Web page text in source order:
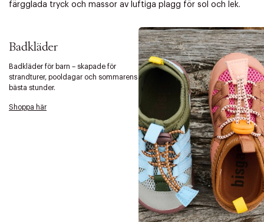
färgglada tryck och massor av luftiga plagg för sol och lek.
Badkläder
Badkläder för barn – skapade för
strandturer, pooldagar och sommarens
bästa stunder.
Shoppa här